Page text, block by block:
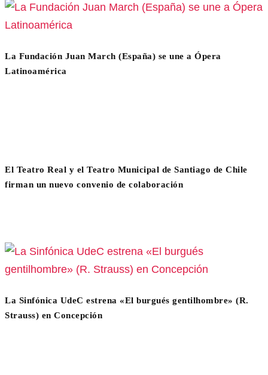
La Fundación Juan March (España) se une a Ópera
Latinoamérica
El Teatro Real y el Teatro Municipal de Santiago de Chile
firman un nuevo convenio de colaboración
La Sinfónica UdeC estrena «El burgués gentilhombre» (R.
Strauss) en Concepción